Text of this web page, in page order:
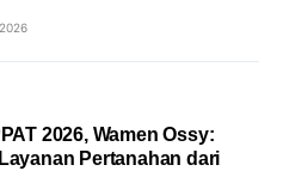
2026, Wamen Ossy:
Pertanahan dari